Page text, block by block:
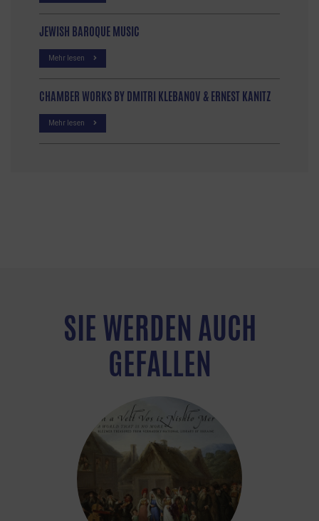
JEWISH BAROQUE MUSIC
Mehr lesen
CHAMBER WORKS BY DMITRI KLEBANOV & ERNEST KANITZ
Mehr lesen
SIE WERDEN AUCH
GEFALLEN